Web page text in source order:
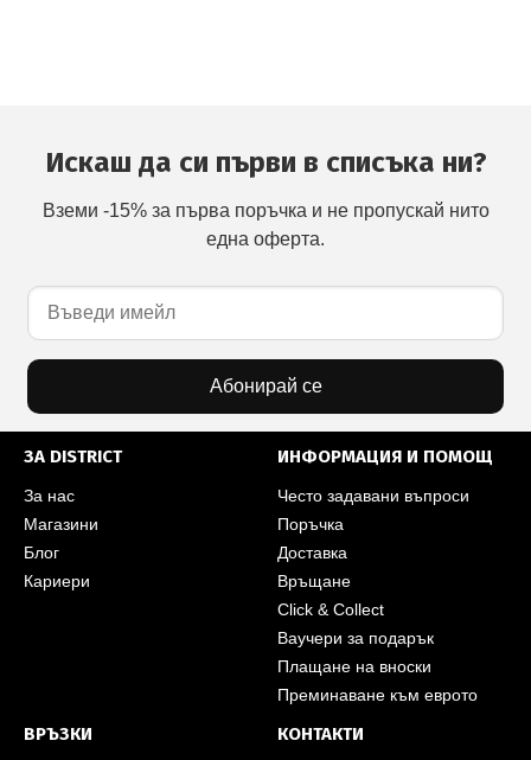
Искаш да си първи в списъка ни?
Вземи -15% за първа поръчка и не пропускай нито
една оферта.
Абонирай се
ЗА DISTRICT
За нас
Магазини
Блог
Кариери
ИНФОРМАЦИЯ И ПОМОЩ
Често задавани въпроси
Поръчка
Доставка
Връщане
Click & Collect
Ваучери за подарък
Плащане на вноски
Преминаване към еврото
ВРЪЗКИ КОНТАКТИ